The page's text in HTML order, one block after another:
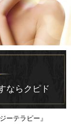
ならクピド
ーテラピー』